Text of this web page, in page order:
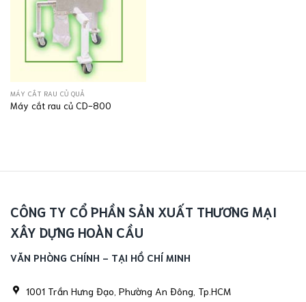
MÁY CẮT RAU CỦ QUẢ
Máy cắt rau củ CD-800
CÔNG TY CỔ PHẦN SẢN XUẤT THƯƠNG MẠI
XÂY DỰNG HOÀN CẦU
VĂN PHÒNG CHÍNH - TẠI HỒ CHÍ MINH
1001 Trần Hưng Đạo, Phường An Đông, Tp.HCM